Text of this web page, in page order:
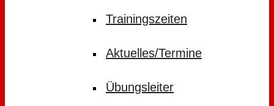
Trainingszeiten
Aktuelles/Termine
Übungsleiter